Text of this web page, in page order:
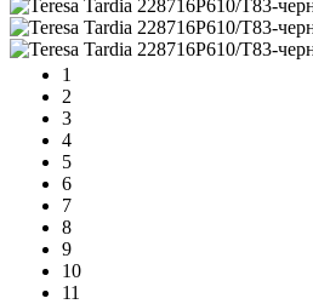
1
2
3
4
5
6
7
8
9
10
11